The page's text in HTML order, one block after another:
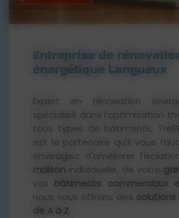
Entreprise de
énergétique Langueux
Expert en rénovation
spécialisé dans l'optimisation
tous types de bâtiments,
est le partenaire qu'il vous
envisagiez d'améliorer
maison individuelle, de votre
vos bâtiments commerciaux
nous vous offrons des
de A à Z.